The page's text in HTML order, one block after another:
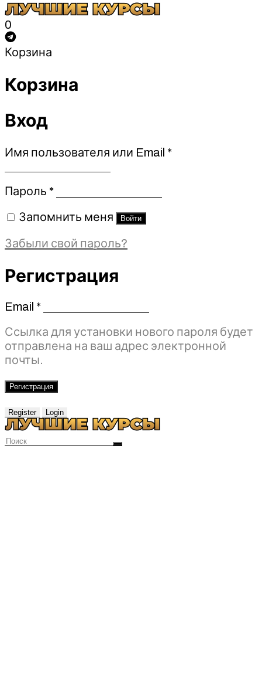
0
Корзина
Корзина
Вход
Имя пользователя или Email *Обязательно
Пароль *Обязательно
Запомнить меня Войти
Забыли свой пароль?
Регистрация
Email *Обязательно
Ссылка для установки нового пароля будет
отправлена ​​на ваш адрес электронной
почты.
Регистрация
Register Login